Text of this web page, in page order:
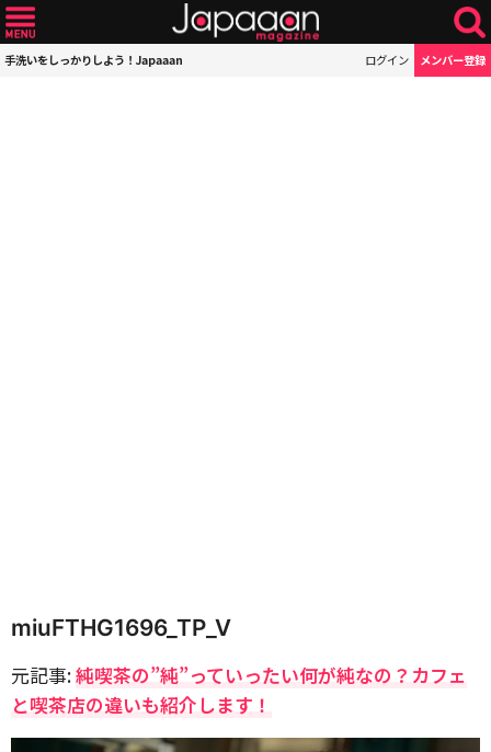
手洗いをしっかりしよう！Japaaan ログイン メンバー登録
miuFTHG1696_TP_V
元記事:純喫茶の”純”っていったい何が純なの？カフェ
と喫茶店の違いも紹介します！